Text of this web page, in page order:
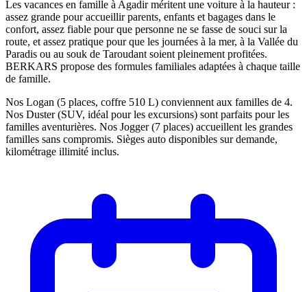
Les vacances en famille à Agadir méritent une voiture à la hauteur :
assez grande pour accueillir parents, enfants et bagages dans le
confort, assez fiable pour que personne ne se fasse de souci sur la
route, et assez pratique pour que les journées à la mer, à la Vallée du
Paradis ou au souk de Taroudant soient pleinement profitées.
BERKARS propose des formules familiales adaptées à chaque taille
de famille.
Nos Logan (5 places, coffre 510 L) conviennent aux familles de 4.
Nos Duster (SUV, idéal pour les excursions) sont parfaits pour les
familles aventurières. Nos Jogger (7 places) accueillent les grandes
familles sans compromis. Sièges auto disponibles sur demande,
kilométrage illimité inclus.